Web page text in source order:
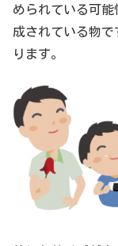
められている可
成されている物
ります。